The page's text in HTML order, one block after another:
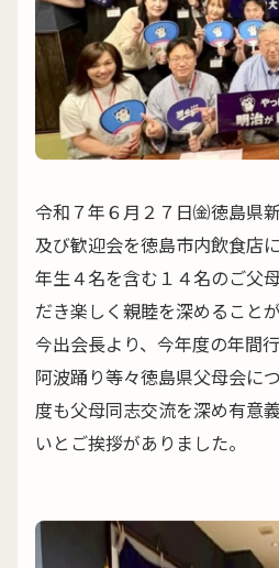
令和７年６月２７日㈮徳島県
及び歓迎会を徳島市内飲食店
年生４名を含む１４名のご父
だき楽しく親睦を深めること
今出会長より、今年度の年間
阿波踊り等々徳島県父母会に
度も父母同志交流を深め有意
いとご挨拶がありました。